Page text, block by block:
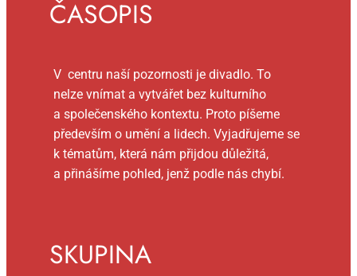
ČASOPIS
V centru naší pozornosti je divadlo. To
nelze vnímat a vytvářet bez kulturního
a společenského kontextu. Proto píšeme
především o umění a lidech. Vyjadřujeme se
k tématům, která nám přijdou důležitá,
a přinášíme pohled, jenž podle nás chybí.
SKUPINA